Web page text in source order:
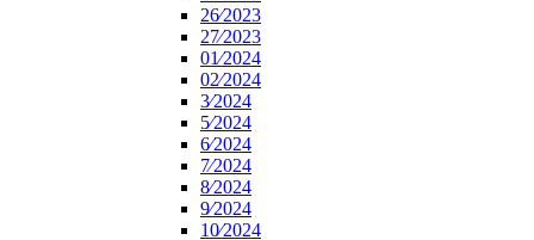
26⁄2023
27⁄2023
01⁄2024
02⁄2024
3⁄2024
5⁄2024
6⁄2024
7⁄2024
8⁄2024
9⁄2024
10⁄2024